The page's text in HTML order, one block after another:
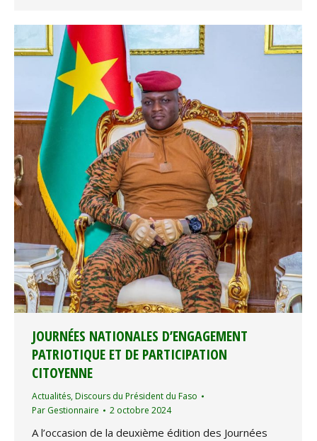
JOURNÉES NATIONALES D’ENGAGEMENT
PATRIOTIQUE ET DE PARTICIPATION
CITOYENNE
Actualités, Discours du Président du Faso
Par Gestionnaire 2 octobre 2024
A l’occasion de la deuxième édition des Journées